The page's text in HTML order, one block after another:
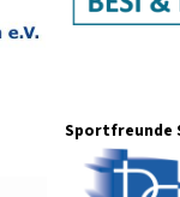
Sportfreunde